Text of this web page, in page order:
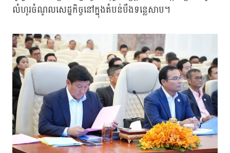
លំហូរចំណូលសេដ្ឋកិច្ចនៅក្នុងតំបន់បឹងទន្លេសាប។